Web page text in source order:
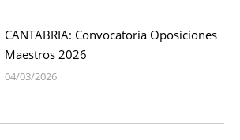
CANTABRIA: Convocatoria Oposiciones
Maestros 2026
04/03/2026